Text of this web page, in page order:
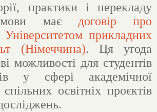
практики і перекладу
мови має договір про
прикладних
(Німеччина). Ця угода
можливості для студентів
у сфері академічної
освітніх проєктів